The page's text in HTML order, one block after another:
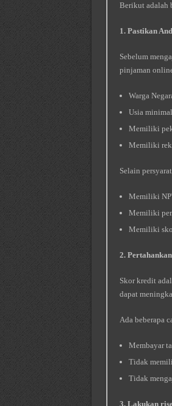
Berikut adalah
1. Pastikan
Sebelum
pinjaman
Warga
Usia
Memiliki
Memiliki
Selain
Memiliki
Memiliki
Memiliki
2.
Skor kredit
dapat
Ada beberapa
Membayar
Tidak
Tidak
3. Lakukan